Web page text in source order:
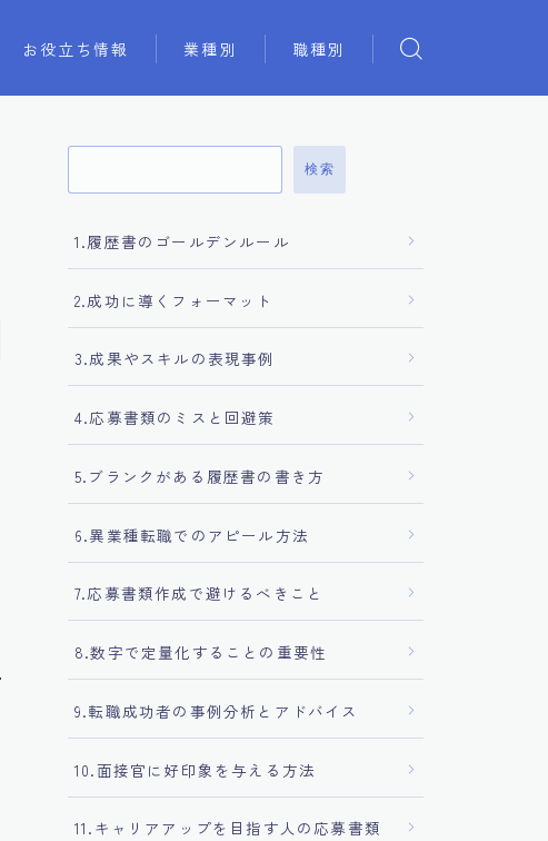
お役立ち情報 業種別 職種別
検索
1.履歴書のゴールデンルール
2.成功に導くフォーマット
3.成果やスキルの表現事例
4.応募書類のミスと回避策
5.ブランクがある履歴書の書き方
6.異業種転職でのアピール方法
7.応募書類作成で避けるべきこと
8.数字で定量化することの重要性
9.転職成功者の事例分析とアドバイス
10.面接官に好印象を与える方法
11.キャリアアップを目指す人の応募書類